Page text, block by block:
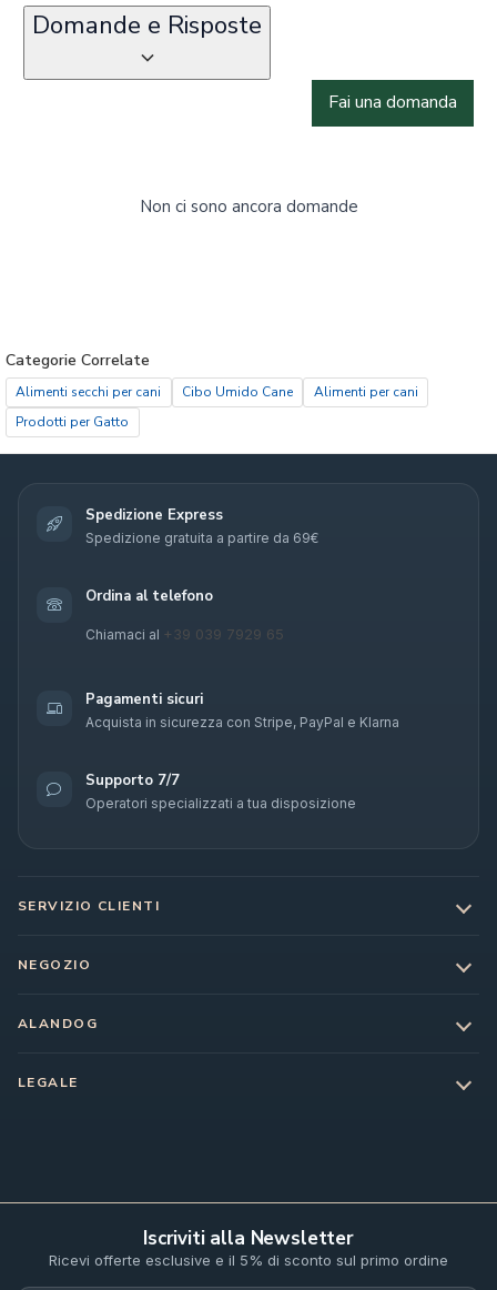
Domande e Risposte
Fai una domanda
Non ci sono ancora domande
Categorie Correlate
Alimenti secchi per cani Cibo Umido Cane
Alimenti per cani
Prodotti per Gatto
Spedizione Express
Spedizione gratuita a partire da 69€
Ordina al telefono
Chiamaci al +39 039 7929 65
Pagamenti sicuri
Acquista in sicurezza con Stripe, PayPal e Klarna
Supporto 7/7
Operatori specializzati a tua disposizione
SERVIZIO CLIENTI
NEGOZIO
ALANDOG
LEGALE
Iscriviti alla Newsletter
Ricevi offerte esclusive e il 5% di sconto sul primo ordine